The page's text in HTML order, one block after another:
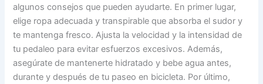
algunos consejos que pueden ayudarte. En primer lugar,
elige ropa adecuada y transpirable que absorba el sudor y
te mantenga fresco. Ajusta la velocidad y la intensidad de
tu pedaleo para evitar esfuerzos excesivos. Además,
asegúrate de mantenerte hidratado y bebe agua antes,
durante y después de tu paseo en bicicleta. Por último,